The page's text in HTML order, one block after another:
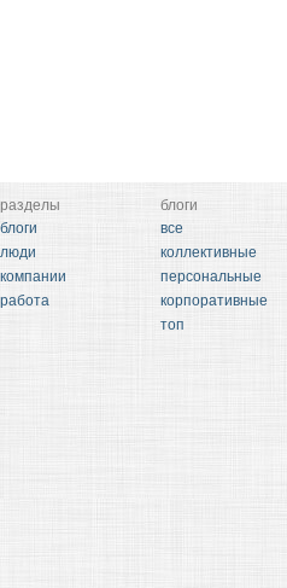
разделы
блоги
люди
компании
работа
блоги
все
коллективные
персональные
корпоративные
топ